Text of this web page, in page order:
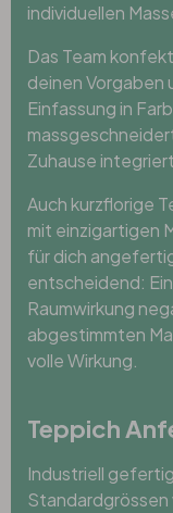
individuellen
Das Team
deinen
Einfassung in
Zuhause integriert.
Auch kurzflorige
mit einzigartigen
für dich
entscheidend:
Raumwirkung
abgestimmten
volle Wirkung.
Teppich
Industriell
Standardgrössen